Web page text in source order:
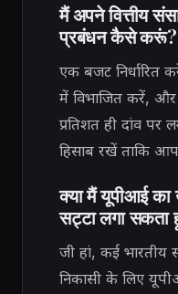
मैं अपने वित्तीय
प्रबंधन कैसे करूं?
एक बजट निर्धारित
में विभाजित करें, और
प्रतिशत ही दांव पर
हिसाब रखें ताकि
क्या मैं यूपीआई
सट्टा लगा सकता
जी हां, कई भारतीय
निकासी के लिए